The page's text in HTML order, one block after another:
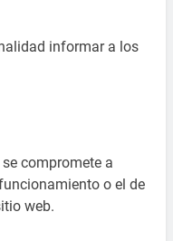
informar a los
compromete a
o el de
web.